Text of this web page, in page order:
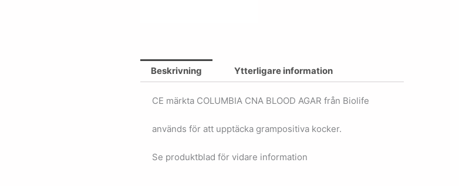
Beskrivning Ytterligare information
CE märkta COLUMBIA CNA BLOOD AGAR från Biolife
används för att upptäcka grampositiva kocker.
Se produktblad för vidare information